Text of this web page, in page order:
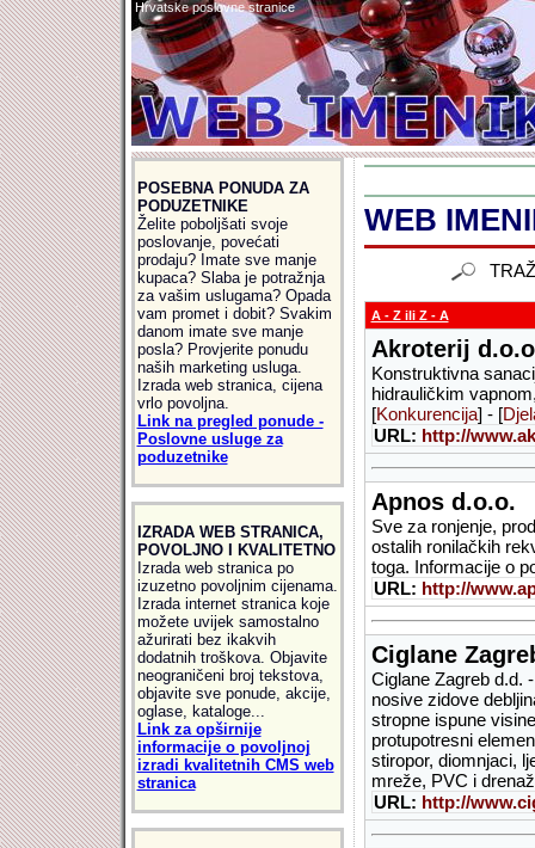
Hrvatske poslovne stranice
POSEBNA PONUDA ZA
PODUZETNIKE
Želite poboljšati svoje
poslovanje, povećati
prodaju? Imate sve manje
kupaca? Slaba je potražnja
za vašim uslugama? Opada
vam promet i dobit? Svakim
danom imate sve manje
posla? Provjerite ponudu
naših marketing usluga.
Izrada web stranica, cijena
vrlo povoljna.
Link na pregled ponude -
Poslovne usluge za
poduzetnike
IZRADA WEB STRANICA,
POVOLJNO I KVALITETNO
Izrada web stranica po
izuzetno povoljnim cijenama.
Izrada internet stranica koje
možete uvijek samostalno
ažurirati bez ikakvih
dodatnih troškova. Objavite
neograničeni broj tekstova,
objavite sve ponude, akcije,
oglase, kataloge...
Link za opširnije
informacije o povoljnoj
izradi kvalitetnih CMS web
stranica
WEB
A - Z ili Z - A
Akroterij
Konstruktivna
hidrauličkim
[Konkurencija] - [
URL: http://
Apnos d.o.o.
Sve za ronjenje,
ostalih ronilačkih
toga. Informacije o
URL: http://
Ciglane
Ciglane Zagreb d.d.
nosive zidove
stropne ispune
protupotresni
stiropor, diomnjaci,
mreže, PVC i
URL: http://